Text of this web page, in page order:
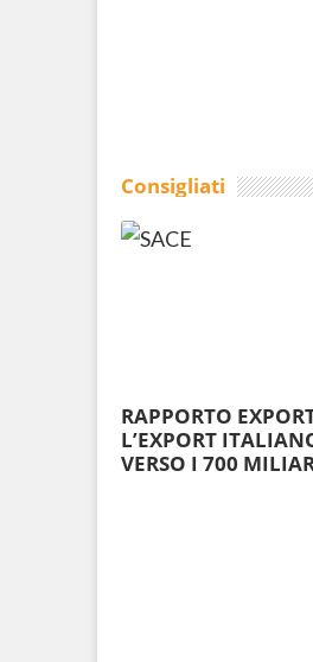
Consigliati
RAPPORTO
L’EXPORT
VERSO I 700